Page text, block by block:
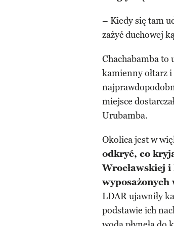
– Kiedy się tam
zażyć duchowej
Chachabamba to
kamienny ołtarz i
miejsce
Urubamba.
Okolica jest w
odkryć, co
Wrocławskiej
wyposażonych
LDAR ujawniły
podstawie ich